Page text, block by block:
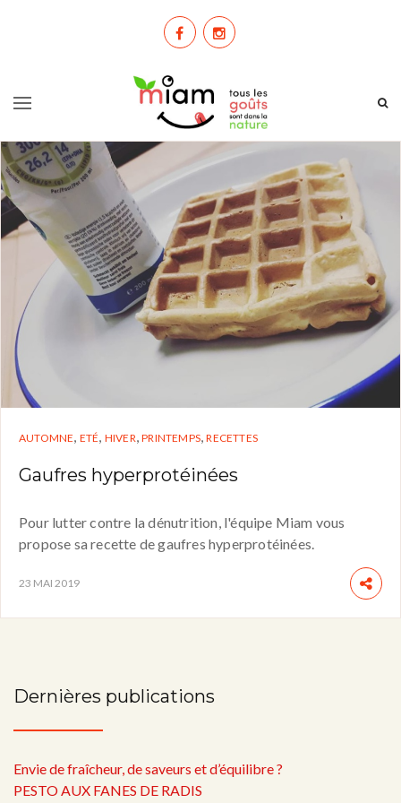
AUTOMNE, ETÉ, HIVER,PRINTEMPS,RECETTES
Gaufres hyperprotéinées
Pour lutter contre la dénutrition, l'équipe Miam vous
propose sa recette de gaufres hyperprotéinées.
23 MAI 2019
Dernières publications
Envie de fraîcheur, de saveurs et d’équilibre ?
PESTO AUX FANES DE RADIS